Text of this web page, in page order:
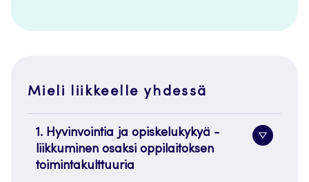
Mieli liikkeelle yhdessä
1. Hyvinvointia ja opiskelukykyä -
liikkuminen osaksi oppilaitoksen
toimintakulttuuria